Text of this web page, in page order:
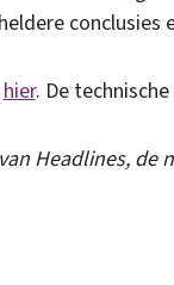
conclusies
hier. De
Headlines, de